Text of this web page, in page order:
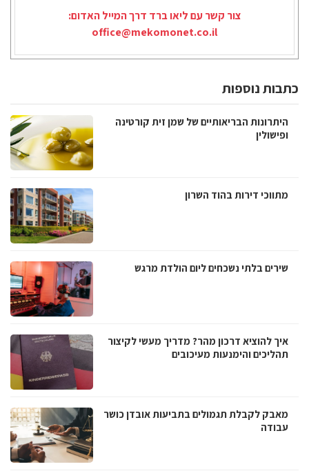
צור קשר עם ליאו ברד דרך המייל האדום:
office@mekomonet.co.il
כתבות נוספות
היתרונות הבריאותיים של שמן זית קורטינה
ופישולין
מתווכי דירות בהוד השרון
שירים בלתי נשכחים ליום הולדת מרגש
איך להוציא דרכון מהר? מדריך מעשי לקיצור
תהליכים והימנעות מעיכובים
מאבק לקבלת תגמולים בתביעות אובדן כושר
עבודה